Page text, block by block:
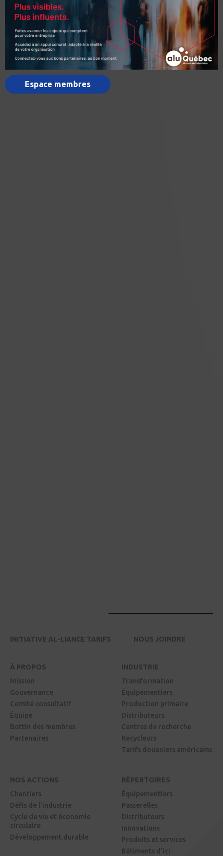
Espace membres
INITIATIVE AL-LIANCE TARIFS NOUS JOINDRE
À PROPOS
Mission
Gouvernance
Comité consultatif
Équipe
Bottin des membres
Partenaires
INDUSTRIE
Transformation
Équipementiers
Production primaire
Distributeurs
Centres de recherche
Recycleurs
Tarifs douaniers américains
NOS ACTIONS
Chantiers
Défis de l'industrie
Cycle de vie et économie
circulaire
Développement durable
RÉPERTOIRES
Équipementiers
Passerelles
Distributeurs
Innovations
Produits et services
Bâtiments d'ici